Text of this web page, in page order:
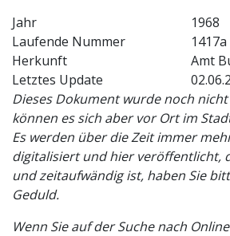
Jahr
1968
Laufende Nummer
1417a
Herkunft
Amt
Letztes Update
Dieses Dokument wurde noch
können es sich aber vor Ort im
Es werden über die Zeit immer
digitalisiert und hier veröffentlicht,
und zeitaufwändig ist, haben Sie
Geduld.
Wenn Sie auf der Suche nach